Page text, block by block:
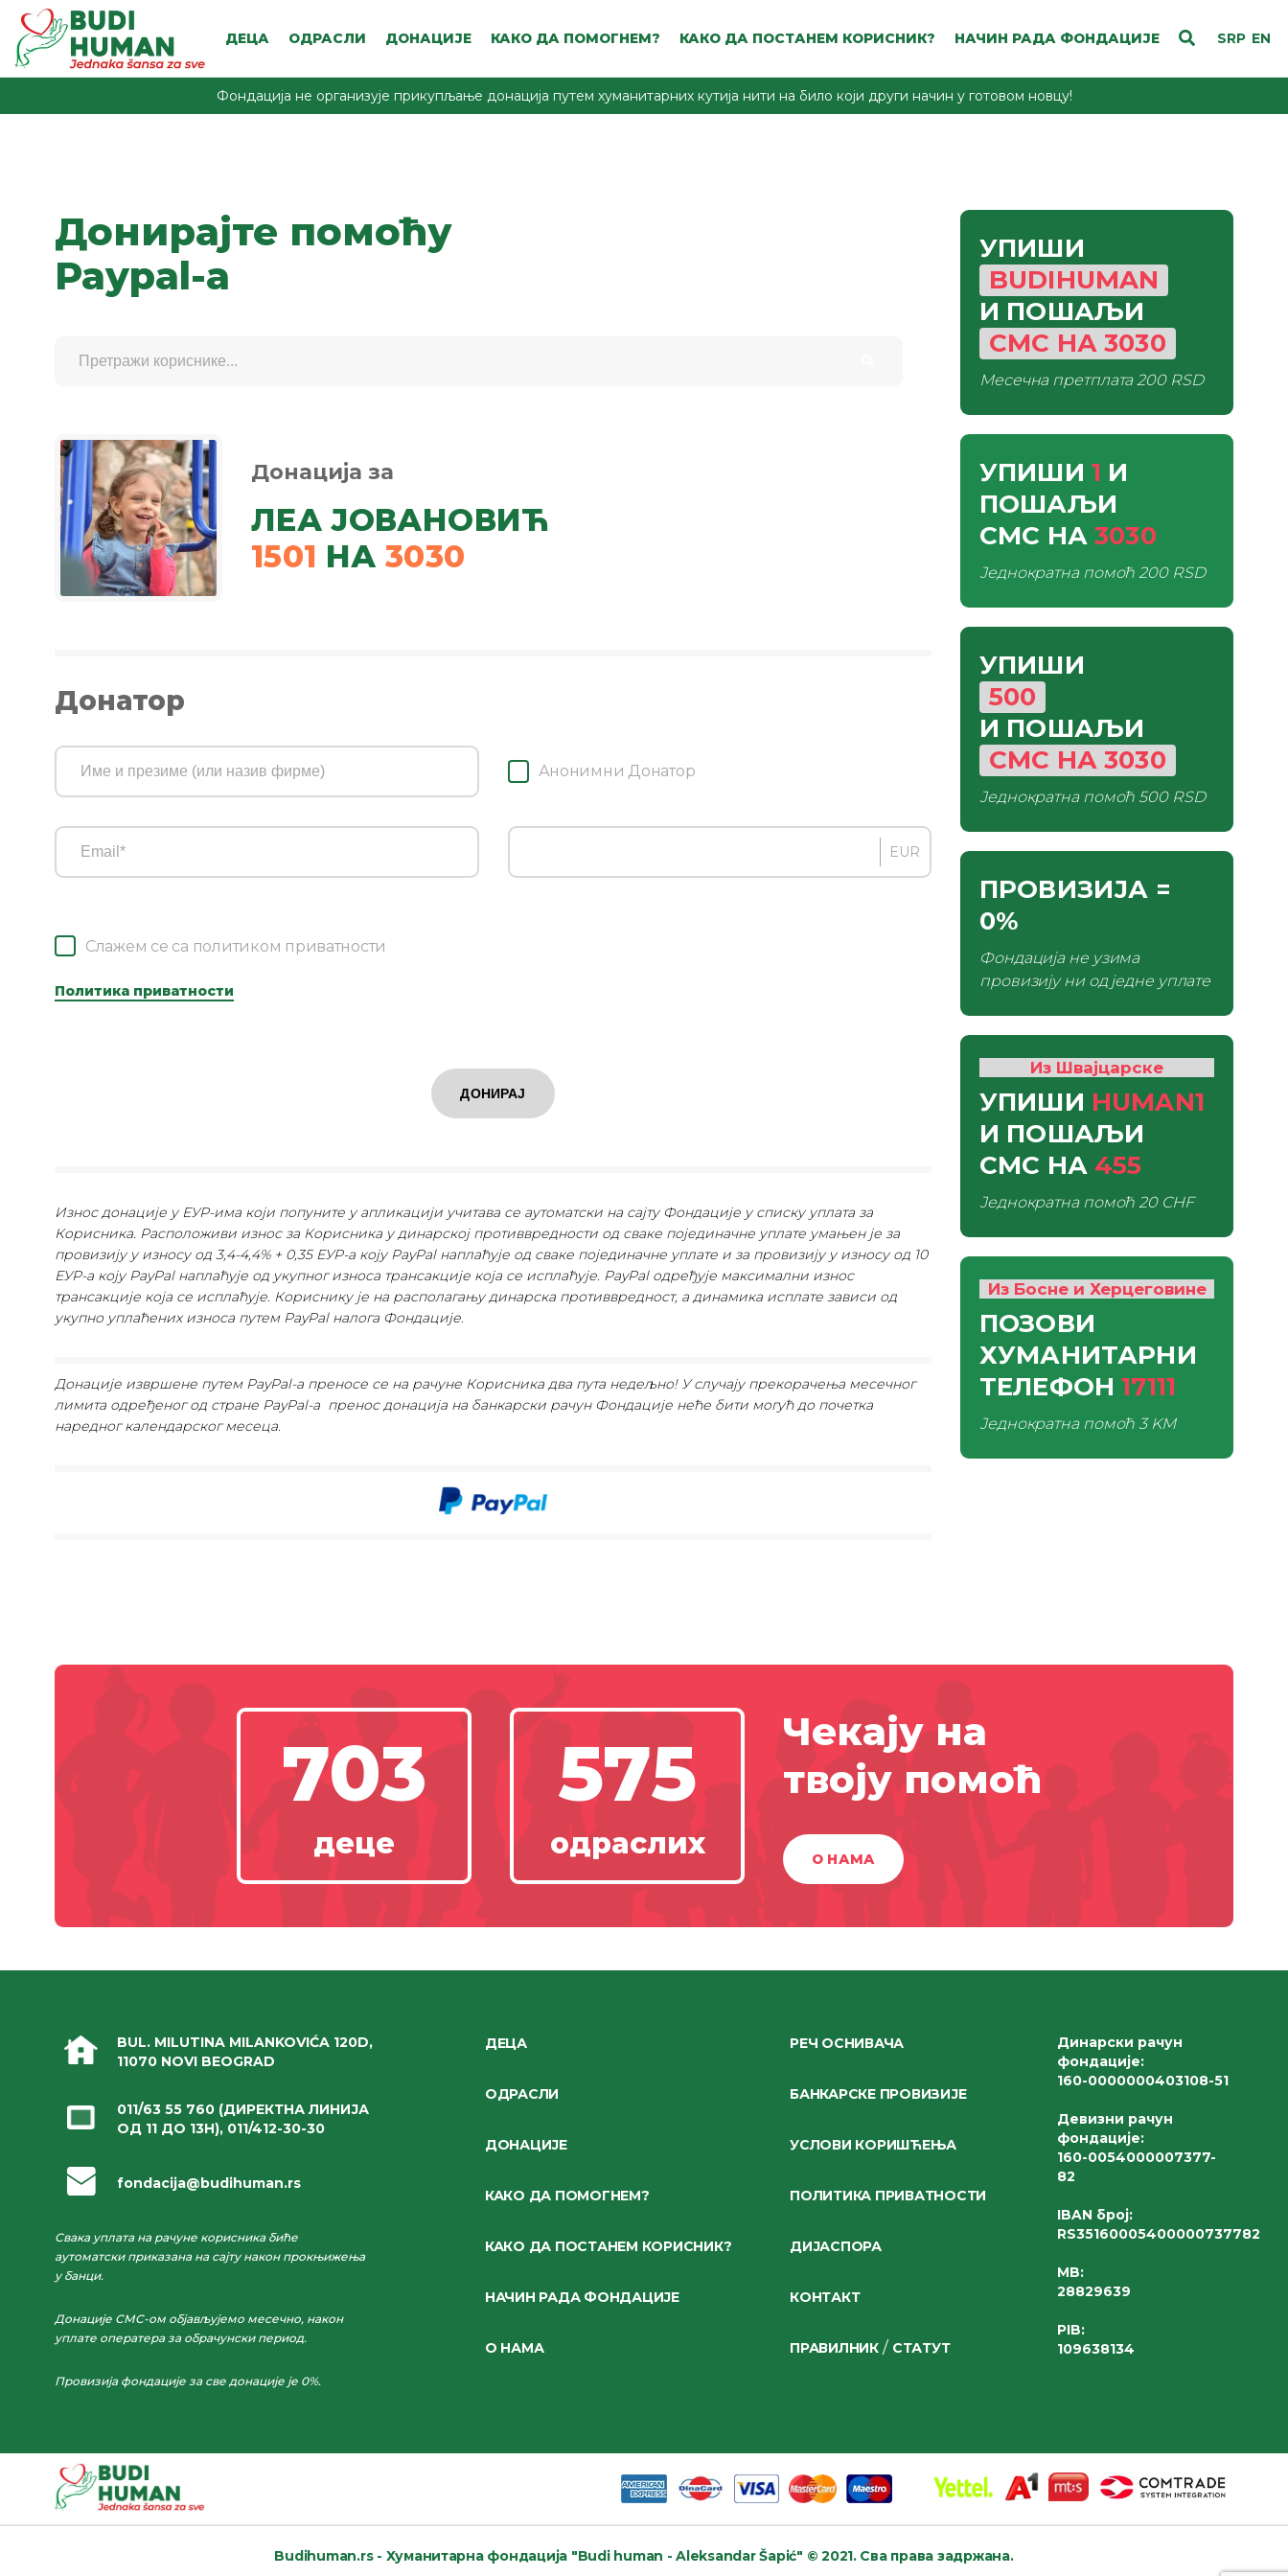
SRP EN
ДЕЦА ОДРАСЛИ ДОНАЦИЈЕ КАКО ДА ПОМОГНЕМ? КАКО ДА ПОСТАНЕМ КОРИСНИК? НАЧИН РАДА ФОНДАЦИЈЕ
Фондација не организује прикупљање донација путем хуманитарних кутија нити на било који други начин у готовом новцу!
Донирајте помоћу
Paypal-a
Донација за
ЛЕА ЈОВАНОВИЋ
1501 НА 3030
Донатор
Анонимни Донатор
EUR
Слажем се са политиком приватности
Политика приватности
ДОНИРАЈ
Износ донације у ЕУР-има који попуните у апликацији учитава се аутоматски на сајту Фондације у списку уплата за
Корисника. Расположиви износ за Корисника у динарској противвредности од сваке појединачне уплате умањен је за
провизију у износу од 3,4-4,4% + 0,35 ЕУР-а коју PayPal наплаћује од сваке појединачне уплате и за провизију у износу од 10
ЕУР-а коју PayPal наплаћује од укупног износа трансакције која се исплаћује. PayPal одређује максимални износ
трансакције која се исплаћује. Кориснику је на располагању динарска противвредност, а динамика исплате зависи од
укупно уплаћених износа путем PayPal налога Фондације.
Донације извршене путем PayPal-а преносе се на рачуне Корисника два пута недељно! У случају прекорачења месечног
лимита одређеног од стране PayPal-а пренос донација на банкарски рачун Фондације неће бити могућ до почетка
наредног календарског месеца.
УПИШИ
BUDIHUMAN
И ПОШАЉИ
СМС НА3030
Месечна претплата200 RSD
УПИШИ 1 И
ПОШАЉИ
СМС НА 3030
Једнократна помоћ 200 RSD
УПИШИ
500
И ПОШАЉИ
СМС НА3030
Једнократна помоћ 500 RSD
ПРОВИЗИЈА =
0%
Фондација не узима
провизију ни од једне уплате
Из Швајцарске
УПИШИ HUMAN1
И ПОШАЉИ
СМС НА 455
Једнократна помоћ 20 CHF
Из Босне и Херцеговине
ПОЗОВИ
ХУМАНИТАРНИ
ТЕЛЕФОН 17111
Једнократна помоћ 3 KM
703
деце
575
одраслих
Чекају на
твоју помоћ
О НАМА
BUL. MILUTINA MILANKOVIĆA 120D,
11070 NOVI BEOGRAD
011/63 55 760 (ДИРЕКТНА ЛИНИЈА
ОД 11 ДО 13H), 011/412-30-30
fondacija@budihuman.rs
Свака уплата на рачуне корисника биће
аутоматски приказана на сајту након прокњижења
у банци.
Донације СМС-ом објављујемо месечно, након
уплате оператера за обрачунски период.
Провизија фондације за све донације је 0%.
ДЕЦА
ОДРАСЛИ
ДОНАЦИЈЕ
КАКО ДА ПОМОГНЕМ?
КАКО ДА ПОСТАНЕМ КОРИСНИК?
НАЧИН РАДА ФОНДАЦИЈЕ
О НАМА
РЕЧ ОСНИВАЧА
БАНКАРСКЕ ПРОВИЗИЈЕ
УСЛОВИ КОРИШЋЕЊА
ПОЛИТИКА ПРИВАТНОСТИ
ДИЈАСПОРА
КОНТАКТ
ПРАВИЛНИК/ СТАТУТ
Динарски рачун
фондације:
160-0000000403108-51
Девизни рачун
фондације:
160-0054000007377-
82
IBAN број:
RS35160005400000737782
MB:
28829639
PIB:
109638134
Budihuman.rs - Хуманитарна фондација "Budi human - Aleksandar Šapić" © 2021. Сва права задржана.